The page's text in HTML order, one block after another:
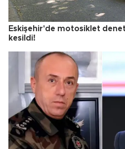
Eskişehir'de motosiklet
kesildi!